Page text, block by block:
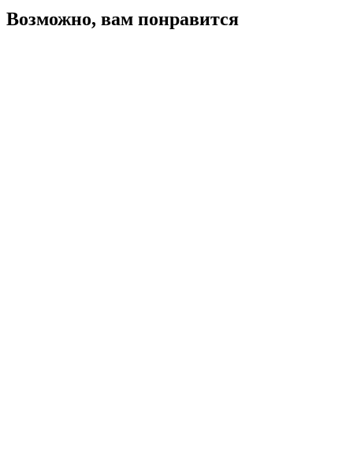
Возможно, вам понравится